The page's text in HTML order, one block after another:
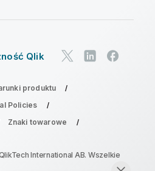
Qlik
produktu
Policies
Znaki towarowe
International AB. Wszelkie